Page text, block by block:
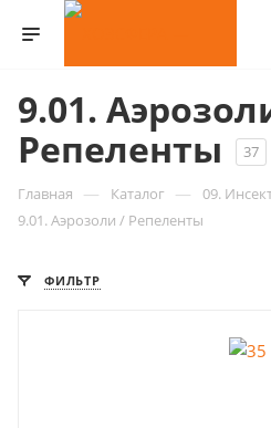
9.01.
Репеленты
37
Главная — Каталог — 09.
9.01. Аэрозоли / Репеленты
ФИЛЬТР